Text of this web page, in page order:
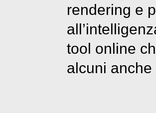
rendering e
tool online
alcuni